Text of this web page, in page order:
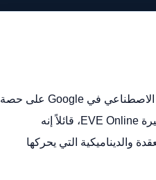
استحوذ قسم DeepMind الذي يركز على الذكاء الاصطناعي في Google على حصة
أقلية في مطور لعبة محاكاة الخيال العلمي الشهيرة EVE Online، قائلاً إنه
والديناميكية التي يحركها